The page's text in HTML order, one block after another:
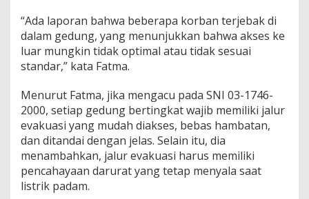
“Ada laporan bahwa beberapa korban terjebak di
dalam gedung, yang menunjukkan bahwa akses ke
luar mungkin tidak optimal atau tidak sesuai
standar,” kata Fatma.
Menurut Fatma, jika mengacu pada SNI 03-1746-
2000, setiap gedung bertingkat wajib memiliki jalur
evakuasi yang mudah diakses, bebas hambatan,
dan ditandai dengan jelas. Selain itu, dia
menambahkan, jalur evakuasi harus memiliki
pencahayaan darurat yang tetap menyala saat
listrik padam.